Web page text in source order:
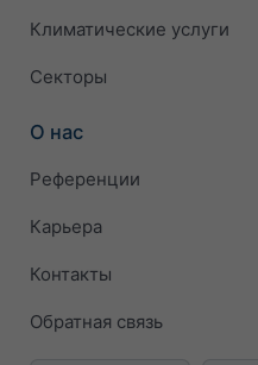
Климатические услуги
Секторы
О нас
Референции
Карьера
Контакты
Обратная связь